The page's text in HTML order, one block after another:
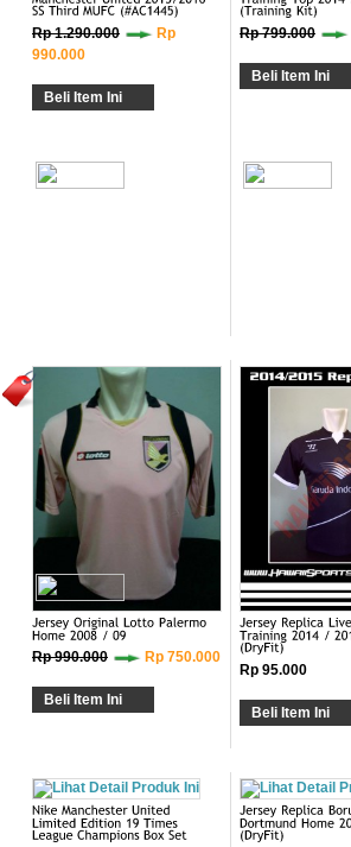
Rp 1.290.000
Rp
990.000
Beli Item Ini
Rp 799.000
Beli Item Ini
Rp 990.000 Rp 750.000
Beli Item Ini
Rp 95.000
Beli Item Ini